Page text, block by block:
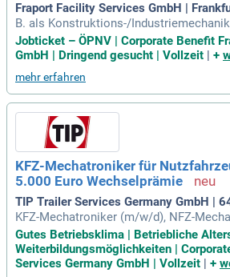
Fraport Facility Services GmbH |
B. als Konstruktions-/
r oder in einem vergleichbaren Beruf;
enntnisse relevanter Normen und
t; Bereitschaft zum Schichtdienst;
B; Gute Deutschkenntnisse
Jobticket – ÖPNV | Corporate Benefit
GmbH | Dringend gesucht | Vollzeit | +
mehr erfahren
KFZ-Mechatroniker für
5.000 Euro Wechselprämie
TIP Trailer Services Germany GmbH |
KFZ-Mechatroniker (m/w/d), NFZ-
andmaschinenmechaniker (m/w/d),
baumechaniker (m/w/d), Metallbauer
w/d); Erfahrung im NFZ-/Truck-/Trailer-
Gutes Betriebsklima | Betriebliche
Weiterbildungsmöglichkeiten |
Services Germany GmbH | Vollzeit
+